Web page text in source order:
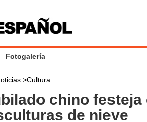
Fotogalería
>Cultura
chino festeja
de nieve